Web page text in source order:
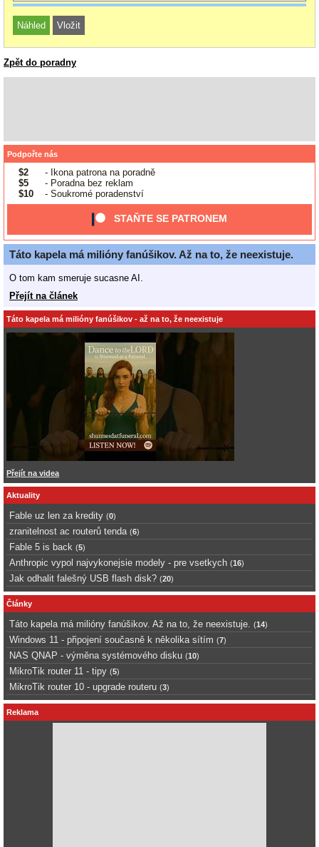
Zpět do poradny
Podpořte nás
$2
- Ikona patrona na poradně
$5
- Poradna bez reklam
$10
- Soukromé poradenství
STAŇTE SE PATRONEM
Táto kapela má milióny fanúšikov. Až na to, že neexistuje.
O tom kam smeruje sucasne AI.
Přejít na článek
Táto kapela má milióny fanúšikov - až na to, že neexistuje
Přejít na videa
Aktuality
Fable uz len za kredity (0)
zranitelnost ac routerů tenda (6)
Fable 5 is back (5)
Anthropic vypol najvykonejsie modely - pre vsetkych (16)
Jak odhalit falešný USB flash disk? (20)
Články
Táto kapela má milióny fanúšikov. Až na to, že neexistuje. (14)
Windows 11 - připojení současně k několika sítím (7)
NAS QNAP - výměna systémového disku (10)
MikroTik router 11 - tipy (5)
MikroTik router 10 - upgrade routeru (3)
Reklama